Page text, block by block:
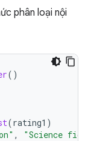
phân loại nội
()
(rating1 )
, "Science